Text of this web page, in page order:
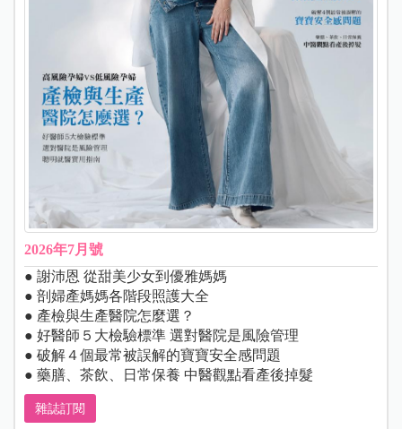
2026年7月號
● 謝沛恩 從甜美少女到優雅媽媽
● 剖婦產媽媽各階段照護大全
● 產檢與生產醫院怎麼選？
● 好醫師５大檢驗標準 選對醫院是風險管理
● 破解４個最常被誤解的寶寶安全感問題
● 藥膳、茶飲、日常保養 中醫觀點看產後掉髮
雜誌訂閱